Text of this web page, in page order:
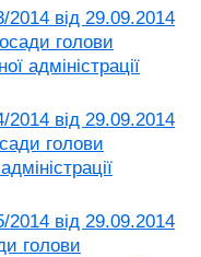
від 29.09.2014
голови
адміністрації
від 29.09.2014
голови
від 29.09.2014
голови